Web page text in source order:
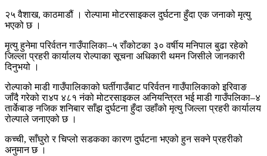
२५ वैशाख, काठमाडौं । रोल्पामा मोटरसाइकल दुर्घटना हुँदा एक जनाको मृत्यु
भएको छ ।
मृत्यु हुनेमा परिर्वतन गाउँपालिका–५ राँकोटका ३० वर्षीय मनिपाल बुढा रहेको
जिल्ला प्रहरी कार्यालय रोल्पाका सूचना अधिकारी थमन जिसीले जानकारी
दिनुभयो ।
रोल्पाको माडी गाउँपालिकाको घर्तीगाउँबाट परिर्वतन गाउँपालिकाको इरिवाङ
जाँदै गरेको रा४प ४८१ नंको मोटरसाइकल अनियन्त्रित भई माडी गाउँपलिका–४
तार्केबाङ नजिक शनिबार साँझ दुर्घटना हुँदा उहाँको मृत्यु जिल्ला प्रहरी कार्यालय
रोल्पाले जनाएको छ ।
कच्ची, साँघुरो र चिप्लो सडकका कारण दुर्घटना भएको हुन सक्ने प्रहरीको
अनुमान छ ।